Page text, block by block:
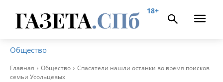
18+
Общество
Главная Общество
Спасатели нашли останки во время поисков
семьи Усольцевых